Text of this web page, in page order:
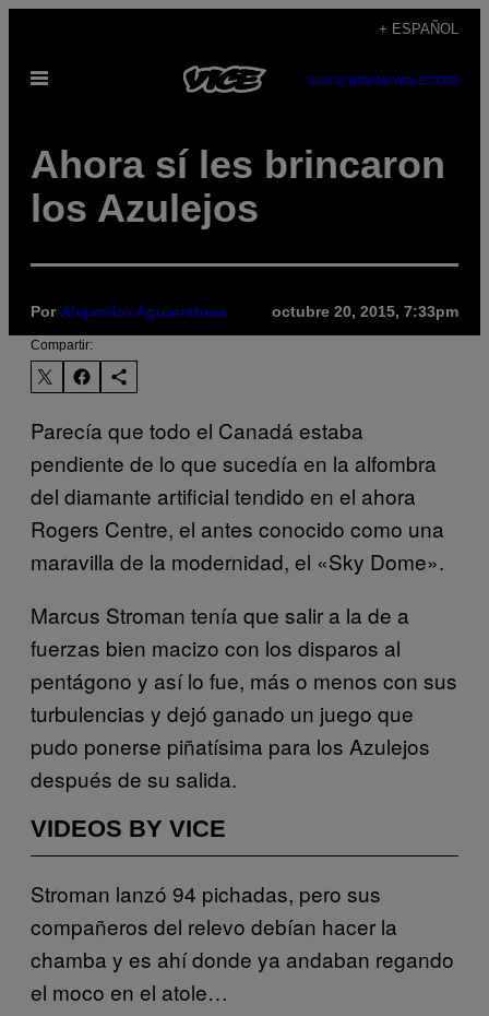
contenido
+ ESPAÑOL
Abrir
SUBSCRIBENEWSLETTER
​Ahora sí les brincaron
los Azulejos
Por Alejandro Aguerrebere octubre 20, 2015, 7:33pm
Compartir:
Parecía que todo el Canadá estaba
pendiente de lo que sucedía en la alfombra
del diamante artificial tendido en el ahora
Rogers Centre, el antes conocido como una
maravilla de la modernidad, el «Sky Dome».
Marcus Stroman tenía que salir a la de a
fuerzas bien macizo con los disparos al
pentágono y así lo fue, más o menos con sus
turbulencias y dejó ganado un juego que
pudo ponerse piñatísima para los Azulejos
después de su salida.
VIDEOS BY VICE
Stroman lanzó 94 pichadas, pero sus
compañeros del relevo debían hacer la
chamba y es ahí donde ya andaban regando
el moco en el atole…